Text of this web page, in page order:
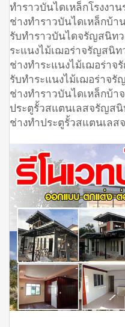
ทำราวบันไดเหล็กโรงงา
ช่างทำราวบันไดเหล็กบ้
รับทำราวบันไดจรัญสนิท
ระแนงไม้เฌอร่าจรัญสนิท
ช่างทำระแนงไม้เฌอร่าจ
รับทำระแนงไม้เฌอร่าจรั
ช่างทำราวบันไดเหล็กบ้
ประตูรั้วสแตนเลสจรัญส
ช่างทำประตูรั้วสแตนเล